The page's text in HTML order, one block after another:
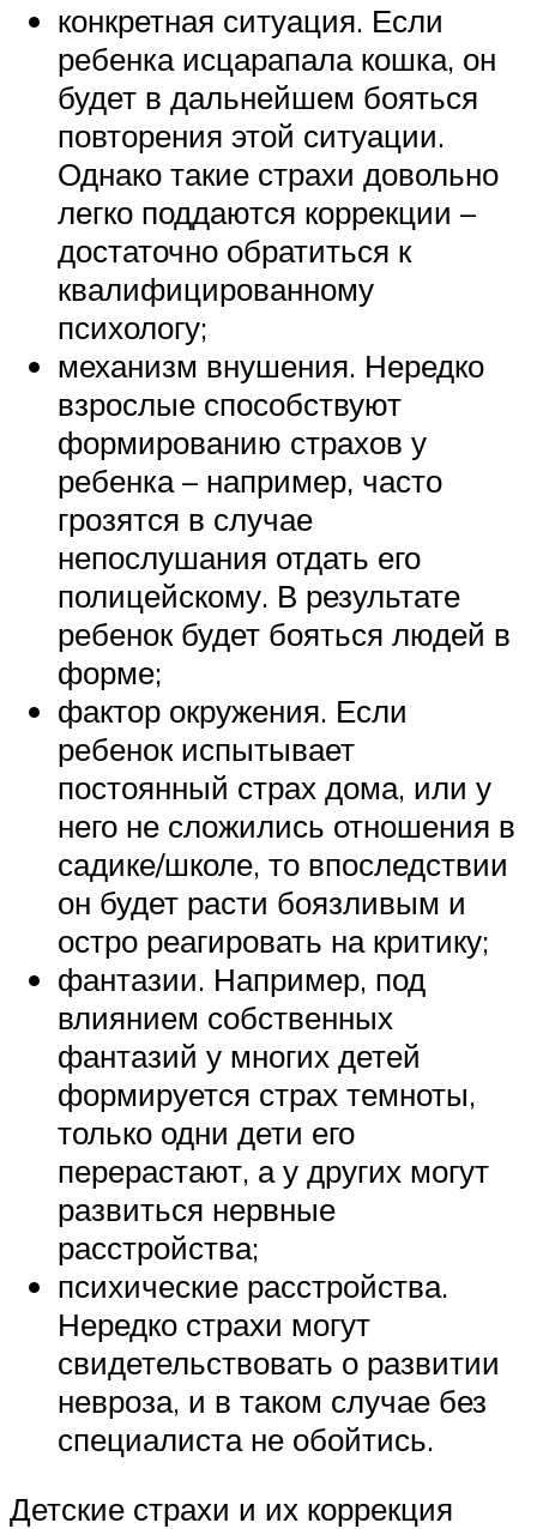
конкретная ситуация. Если
ребенка исцарапала кошка, он
будет в дальнейшем бояться
повторения этой ситуации.
Однако такие страхи довольно
легко поддаются коррекции –
достаточно обратиться к
квалифицированному
психологу;
механизм внушения. Нередко
взрослые способствуют
формированию страхов у
ребенка – например, часто
грозятся в случае
непослушания отдать его
полицейскому. В результате
ребенок будет бояться людей в
форме;
фактор окружения. Если
ребенок испытывает
постоянный страх дома, или у
него не сложились отношения в
садике/школе, то впоследствии
он будет расти боязливым и
остро реагировать на критику;
фантазии. Например, под
влиянием собственных
фантазий у многих детей
формируется страх темноты,
только одни дети его
перерастают, а у других могут
развиться нервные
расстройства;
психические расстройства.
Нередко страхи могут
свидетельствовать о развитии
невроза, и в таком случае без
специалиста не обойтись.
Детские страхи и их коррекция